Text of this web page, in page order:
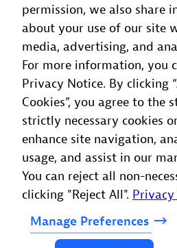
permission, we also share
about your use of our site
media, advertising, and
For more information, you
Privacy Notice. By clicking
Cookies”, you agree to the
strictly necessary cookies
enhance site navigation,
usage, and assist in our
You can reject all non-
clicking "Reject All".
Manage Preferences